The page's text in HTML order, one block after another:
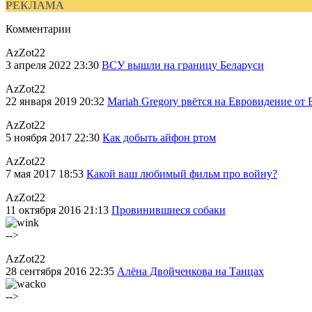
РЕКЛАМА
Комментарии
AzZot22
3 апреля 2022 23:30 ВСУ вышли на границу Беларуси
AzZot22
22 января 2019 20:32 Mariah Gregory рвётся на Евровидение от
AzZot22
5 ноября 2017 22:30 Как добыть айфон ртом
AzZot22
7 мая 2017 18:53 Какой ваш любимый фильм про войну?
AzZot22
11 октября 2016 21:13 Провинившиеся собаки
-->
AzZot22
28 сентября 2016 22:35 Алёна Двойченкова на Танцах
-->